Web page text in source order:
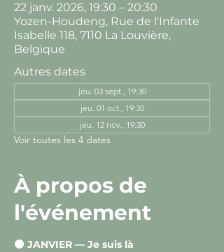
22 janv. 2026, 19:30 – 20:30
Yozen-Houdeng, Rue de l'Infante
Isabelle 118, 7110 La Louvière,
Belgique
Autres dates
jeu. 03 sept., 19:30
jeu. 01 oct., 19:30
jeu. 12 nov., 19:30
Voir toutes les 4 dates
À propos de
l'événement
🌑 JANVIER — Je suis là